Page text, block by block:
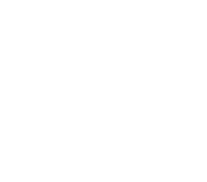
con tu equipo
envolventes
en 3D
y rastreador de
próximas
de Unity
entrenadores de Unity
con Unity?
rápido con soporte experto
comunes
equipo